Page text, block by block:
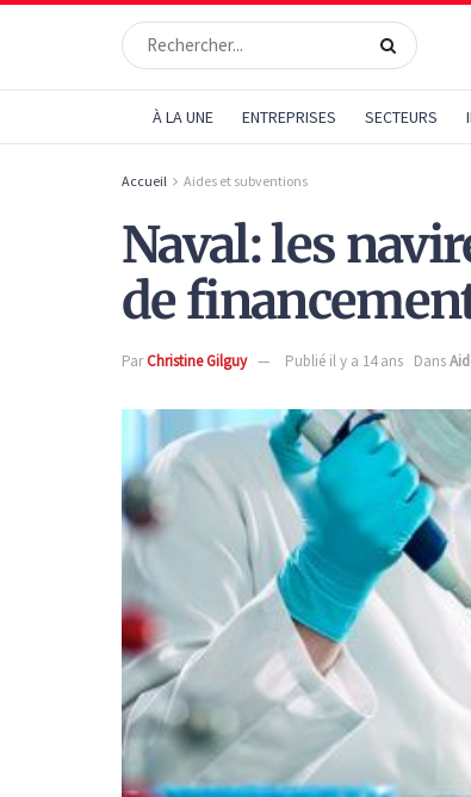
À LA UNE ENTREPRISES SECTEURS
Accueil Aides et subventions
Naval: les
de
ParChristine Gilguy Publié il y a 14 ans Dans